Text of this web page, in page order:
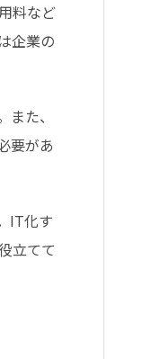
料など
企業の
た、
要があ
IT化す
立てて